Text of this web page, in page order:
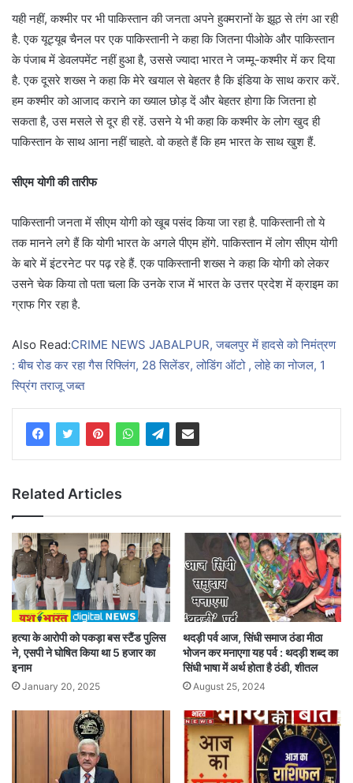
यही नहीं, कश्मीर पर भी पाकिस्तान की जनता अपने हुक्मरानों के झूठ से तंग आ रही
है. एक यूट्यूब चैनल पर एक पाकिस्तानी ने कहा कि जितना पीओके और पाकिस्तान
के पंजाब में डेवलपमेंट नहीं हुआ है, उससे ज्यादा भारत ने जम्मू-कश्मीर में कर दिया
है. एक दूसरे शख्स ने कहा कि मेरे खयाल से बेहतर है कि इंडिया के साथ करार करें.
हम कश्मीर को आजाद कराने का ख्याल छोड़ दें और बेहतर होगा कि जितना हो
सकता है, उस मसले से दूर ही रहें. उसने ये भी कहा कि कश्मीर के लोग खुद ही
पाकिस्तान के साथ आना नहीं चाहते. वो कहते हैं कि हम भारत के साथ खुश हैं.
सीएम योगी की तारीफ
पाकिस्तानी जनता में सीएम योगी को खूब पसंद किया जा रहा है. पाकिस्तानी तो ये
तक मानने लगे हैं कि योगी भारत के अगले पीएम होंगे. पाकिस्तान में लोग सीएम योगी
के बारे में इंटरनेट पर पढ़ रहे हैं. एक पाकिस्तानी शख्स ने कहा कि योगी को लेकर
उसने चेक किया तो पता चला कि उनके राज में भारत के उत्तर प्रदेश में क्राइम का
ग्राफ गिर रहा है.
Also Read:CRIME NEWS JABALPUR, जबलपुर में हादसे को निमंत्रण
: बीच रोड कर रहा गैस रिफ्लिंग, 28 सिलेंडर, लोडिंग ऑटो , लोहे का नोजल, 1
स्प्रिंग तराजू जब्त
Related Articles
हत्या के आरोपी को पकड़ा बस स्टैंड पुलिस
ने, एसपी ने घोषित किया था 5 हजार का
इनाम
January 20, 2025
थदड़ी पर्व आज, सिंधी समाज ठंडा मीठा
भोजन कर मनाएगा यह पर्व : थदड़ी शब्द का
सिंधी भाषा में अर्थ होता है ठंडी, शीतल
August 25, 2024